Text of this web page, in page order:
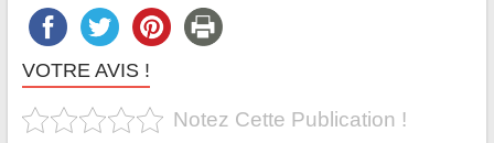
VOTRE AVIS !
Notez Cette Publication !